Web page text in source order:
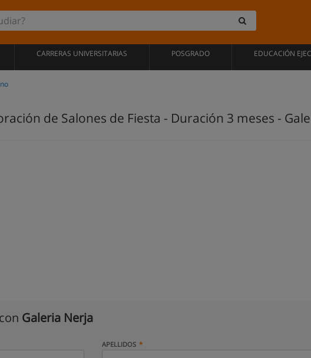
CARRERAS UNIVERSITARIAS POSGRADO EDUCACIÓN
de Salones de Fiesta - Duración 3 meses -
Galeria Nerja
APELLIDOS